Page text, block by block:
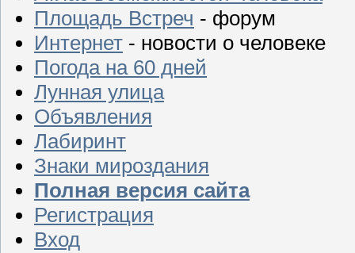
Площадь Встреч - форум
Интернет - новости о человеке
Погода на 60 дней
Лунная улица
Объявления
Лабиринт
Знаки мироздания
Полная версия сайта
Регистрация
Вход